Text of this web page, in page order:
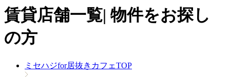
賃貸店舗一覧| 物件をお探し
の方
ミセハジfor居抜きカフェTOP